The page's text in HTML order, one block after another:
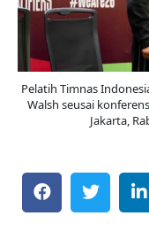
Pelatih Timnas
Walsh seusai
Jakarta,